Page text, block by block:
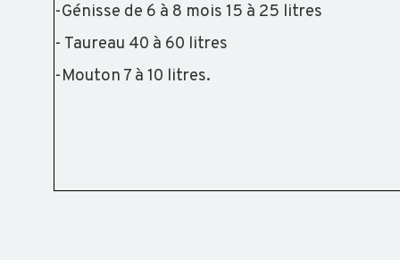
-Génisse de 6 à 8 mois 15 à 25 litres
- Taureau 40 à 60 litres
-Mouton 7 à 10 litres.